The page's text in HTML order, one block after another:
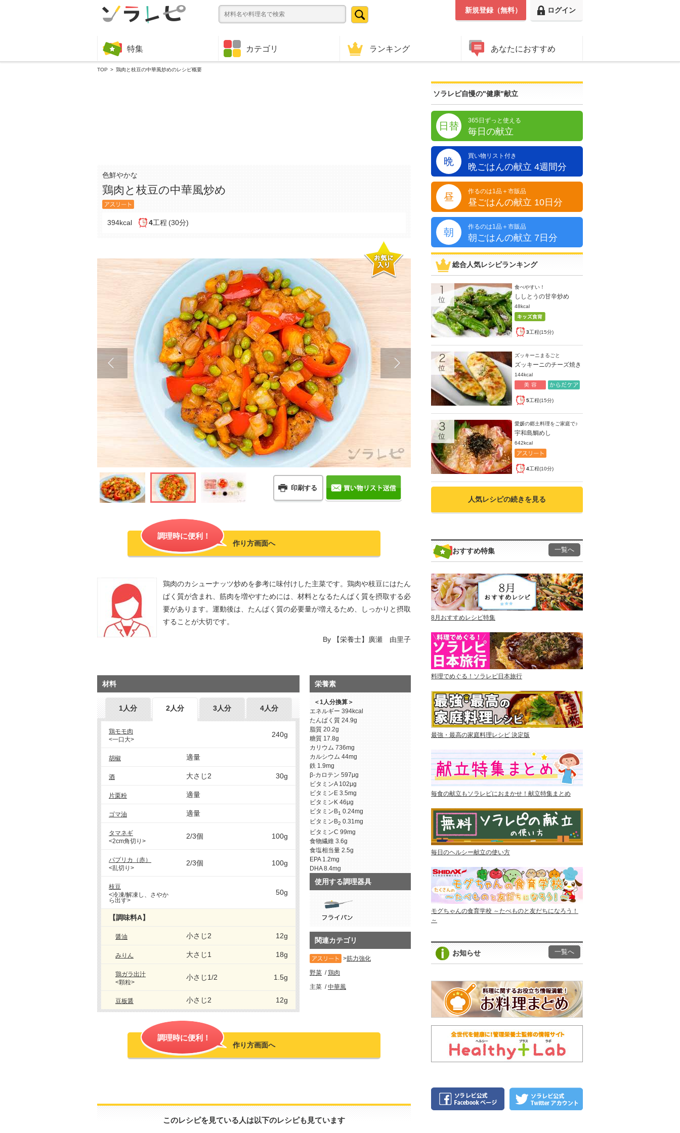
ログイン
新規登録（無料）
特集 カテゴリ ランキング あなたにおすすめ
TOP 鶏肉と枝豆の中華風炒めのレシピ概要
色鮮やかな
鶏肉と枝豆の中華風炒め
394kcal 4工程 (30分)
印刷する
調理時に便利！
作り方画面へ
鶏肉のカシューナッツ炒めを参考に味付けした主菜です。鶏肉や枝豆にはたん
ぱく質が含まれ、筋肉を増やすためには、材料となるたんぱく質を摂取する必
要があります。運動後は、たんぱく質の必要量が増えるため、しっかりと摂取
することが大切です。
By 【栄養士】廣瀬 由里子
材料
1人分 2人分 3人分 4人分
鶏モモ肉
<一口大>
240g
胡椒 適量
酒 大さじ2 30g
片栗粉 適量
ゴマ油 適量
タマネギ
<2cm角切り>
2/3個 100g
パプリカ（赤）
<乱切り>
2/3個 100g
枝豆
<冷凍/解凍し、さやか
ら出す>
50g
【調味料A】
醤油 小さじ2 12g
みりん 大さじ1 18g
鶏ガラ出汁
<顆粒>
小さじ1/2 1.5g
豆板醤 小さじ2 12g
栄養素
＜1人分換算＞
エネルギー 394kcal
たんぱく質 24.9g
脂質 20.2g
糖質 17.8g
カリウム 736mg
カルシウム 44mg
鉄 1.9mg
β-カロテン 597μg
ビタミンA 102μg
ビタミンE 3.5mg
ビタミンK 46μg
ビタミンB1 0.24mg
ビタミンB2 0.31mg
ビタミンC 99mg
食物繊維 3.6g
食塩相当量 2.5g
EPA 1.2mg
DHA 8.4mg
使用する調理器具
関連カテゴリ
筋力強化
野菜
鶏肉
主菜
中華風
調理時に便利！
作り方画面へ
このレシピを見ている人は以下のレシピも見ています
ソラレピ自慢の"健康"献立
日替 365日ずっと使える
毎日の献立
晩 買い物リスト付き
晩ごはんの献立 4週間分
昼 作るのは1品＋市販品
昼ごはんの献立 10日分
朝 作るのは1品＋市販品
朝ごはんの献立 7日分
総合人気レシピランキング
食べやすい！
ししとうの甘辛炒め
48kcal
3工程(15分)
ズッキーニまるごと
ズッキーニのチーズ焼き
144kcal
5工程(15分)
愛媛の郷土料理をご家庭で♪
宇和島鯛めし
642kcal
4工程(10分)
人気レシピの続きを見る
おすすめ特集 一覧へ
8月おすすめレシピ特集
料理でめぐる！ソラレピ日本旅行
最強・最高の家庭料理レシピ 決定版
毎食の献立もソラレピにおまかせ！献立特集まとめ
毎日のヘルシー献立の使い方
モグちゃんの食育学校 ～たべものと友だちになろう！
～
お知らせ 一覧へ